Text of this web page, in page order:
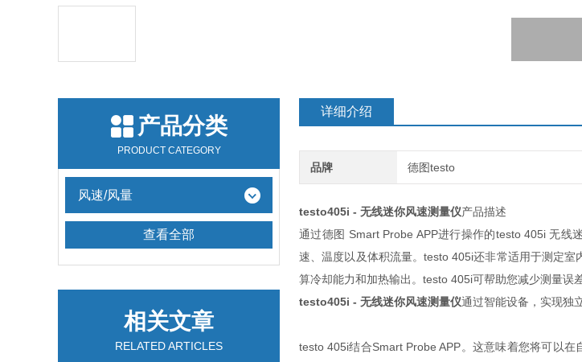
产品分类
PRODUCT CATEGORY
风速/风量
查看全部
相关文章
RELATED ARTICLES
详细介绍
品牌 德图testo
testo405i - 无线迷你风速测量仪产品描述
通过德图 Smart Probe APP进行操作的testo 405i 无线
速、温度以及体积流量。testo 405i还非常适用于测定
算冷却能力和加热输出。testo 405i可帮助您减少测量误差
testo405i - 无线迷你风速测量仪通过智能设备，实现独
testo 405i结合Smart Probe APP。这意味着您将可以